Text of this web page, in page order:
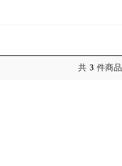
共 3 件商品